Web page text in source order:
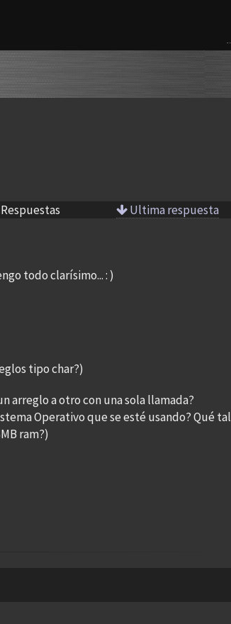
Ultima respuesta
todo clarísimo... : )
tipo char?)
arreglo a otro con una sola llamada?
Operativo que se esté usando? Qué tal
ram?)